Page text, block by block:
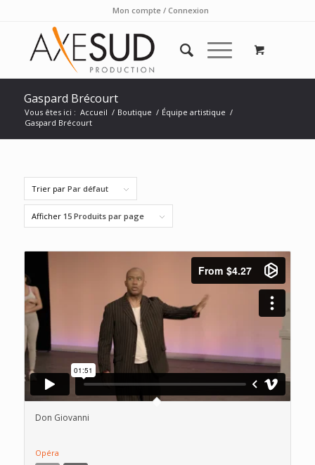
Mon compte / Connexion
Gaspard Brécourt
Vous êtes ici : Accueil / Boutique / Équipe artistique /
Gaspard Brécourt
Trier par Par défaut
Afficher 15 Produits par page
Don Giovanni
Opéra